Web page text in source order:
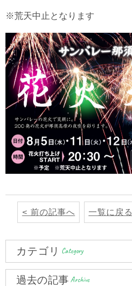
※荒天中止となります
< 前の記事へ 一覧に戻る
カテゴリ Category
過去の記事 Archive